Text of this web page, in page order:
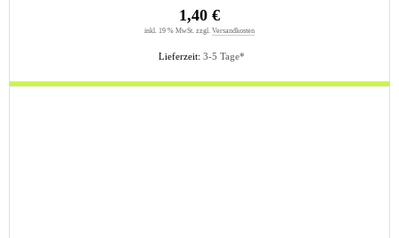
Lieferzeit: 3-5 Tage*
1,40 €
inkl. 19 % MwSt. zzgl. Versandkosten